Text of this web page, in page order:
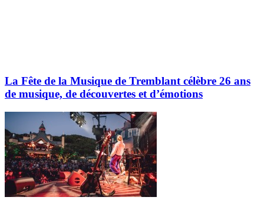
La Fête de la Musique de Tremblant célèbre 26 ans
de musique, de découvertes et d’émotions